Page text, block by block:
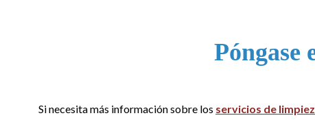
Póngase
Si necesita más información sobre los servicios de